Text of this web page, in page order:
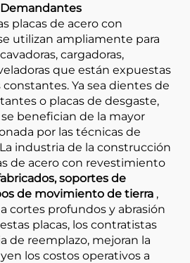
Demandantes
placas de acero con
utilizan ampliamente para
cargadoras,
que están expuestas
Ya sea dientes de
o placas de desgaste,
benefician de la mayor
por las técnicas de
industria de la construcción
de acero con revestimiento
soportes de
de movimiento de tierra ​,
cortes profundos y abrasión
placas, los contratistas
de reemplazo, mejoran la
los costos operativos a